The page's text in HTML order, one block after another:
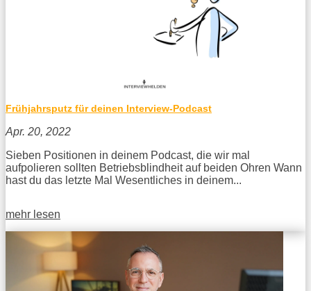
Frühjahrsputz für deinen Interview-Podcast
Apr. 20, 2022
Sieben Positionen in deinem Podcast, die wir mal
aufpolieren sollten Betriebsblindheit auf beiden Ohren Wann
hast du das letzte Mal Wesentliches in deinem...
mehr lesen